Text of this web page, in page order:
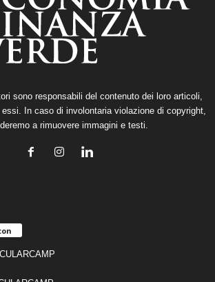
sono responsabili del contenuto dei loro articoli,
In caso di involontaria violazione di copyright,
a rimuovere immagini e testi.